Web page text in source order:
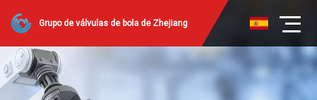
Grupo de válvulas de bola de Zhejiang